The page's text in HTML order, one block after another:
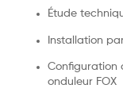
Étude
Installation
Configuration
onduleur FOX